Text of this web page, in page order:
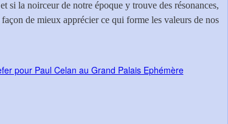
et si la noirceur de notre époque y trouve des résonances,
de mieux apprécier ce qui forme les valeurs de nos